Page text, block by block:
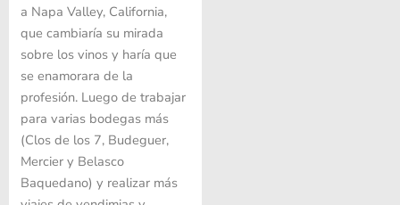
a Napa Valley, California,
que cambiaría su mirada
sobre los vinos y haría que
se enamorara de la
profesión. Luego de trabajar
para varias bodegas más
(Clos de los 7, Budeguer,
Mercier y Belasco
Baquedano) y realizar más